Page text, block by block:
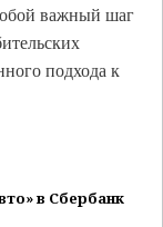
важный шаг
подхода к
в Сбербанк